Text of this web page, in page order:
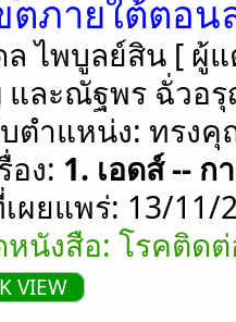
ตภายใต้ตอน
ไพบูลย์สิน [ ผู้
และณัฐพร ฉั่วอ
บตำแหน่ง: ทรง
อง: 1. เอดส์ --
ผยแพร่: 13/11/
นังสือ: โรคติด
VIEW